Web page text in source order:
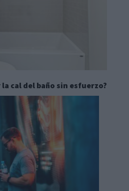
cal del baño sin esfuerzo?